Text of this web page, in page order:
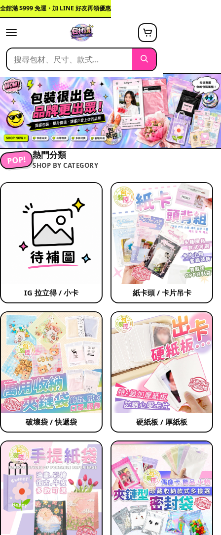
全館滿 $999 免運・加 LINE 好友再領優惠
POP! 熱門分類
SHOP BY CATEGORY
IG 拉立得 / 小卡 紙卡頭 / 卡片吊卡
破壞袋 / 快遞袋 硬紙板 / 厚紙板